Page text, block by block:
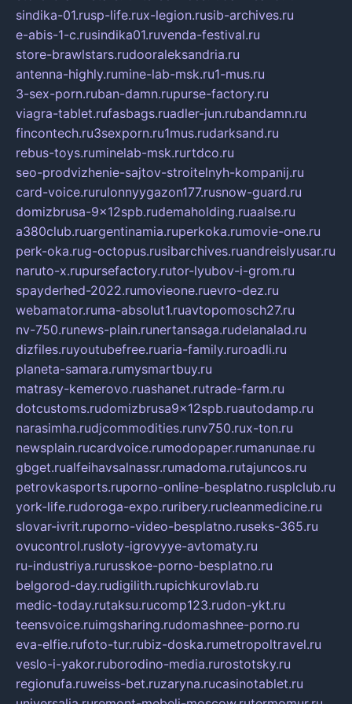
sindika-01.rusp-life.rux-legion.rusib-archives.ru
e-abis-1-c.rusindika01.ruvenda-festival.ru
store-brawlstars.rudooraleksandria.ru
antenna-highly.rumine-lab-msk.ru1-mus.ru
3-sex-porn.ruban-damn.rupurse-factory.ru
viagra-tablet.rufasbags.ruadler-jun.rubandamn.ru
fincontech.ru3sexporn.ru1mus.rudarksand.ru
rebus-toys.ruminelab-msk.rurtdco.ru
seo-prodvizhenie-sajtov-stroitelnyh-kompanij.ru
card-voice.rurulonnyygazon177.rusnow-guard.ru
domizbrusa-9x12spb.rudemaholding.ruaalse.ru
a380club.ruargentinamia.ruperkoka.rumovie-one.ru
perk-oka.rug-octopus.rusibarchives.ruandreislyusar.ru
naruto-x.rupursefactory.rutor-lyubov-i-grom.ru
spayderhed-2022.rumovieone.ruevro-dez.ru
webamator.ruma-absolut1.ruavtopomosch27.ru
nv-750.runews-plain.runertansaga.rudelanalad.ru
dizfiles.ruyoutubefree.ruaria-family.ruroadli.ru
planeta-samara.rumysmartbuy.ru
matrasy-kemerovo.ruashanet.rutrade-farm.ru
dotcustoms.rudomizbrusa9x12spb.ruautodamp.ru
narasimha.rudjcommodities.runv750.rux-ton.ru
newsplain.rucardvoice.rumodopaper.rumanunae.ru
gbget.rualfeihavsalnassr.rumadoma.rutajuncos.ru
petrovkasports.ruporno-online-besplatno.rusplclub.ru
york-life.rudoroga-expo.ruribery.rucleanmedicine.ru
slovar-ivrit.ruporno-video-besplatno.ruseks-365.ru
ovucontrol.rusloty-igrovyye-avtomaty.ru
ru-industriya.rurusskoe-porno-besplatno.ru
belgorod-day.rudigilith.rupichkurovlab.ru
medic-today.rutaksu.rucomp123.rudon-ykt.ru
teensvoice.ruimgsharing.rudomashnee-porno.ru
eva-elfie.rufoto-tur.rubiz-doska.rumetropoltravel.ru
veslo-i-yakor.ruborodino-media.rurostotsky.ru
regionufa.ruweiss-bet.ruzaryna.rucasinotablet.ru